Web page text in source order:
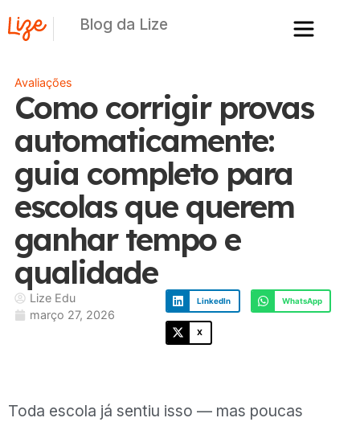
Blog da Lize
Avaliações
Como corrigir provas
automaticamente:
guia completo para
escolas que querem
ganhar tempo e
qualidade
Lize Edu
março 27, 2026
LinkedIn WhatsApp
X
Toda escola já sentiu isso — mas poucas